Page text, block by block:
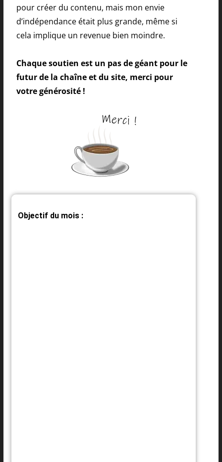
pour créer du contenu, mais mon envie
d’indépendance était plus grande, même si
cela implique un revenue bien moindre.
Chaque soutien est un pas de géant pour le
futur de la chaîne et du site, merci pour
votre générosité !
Objectif du mois :